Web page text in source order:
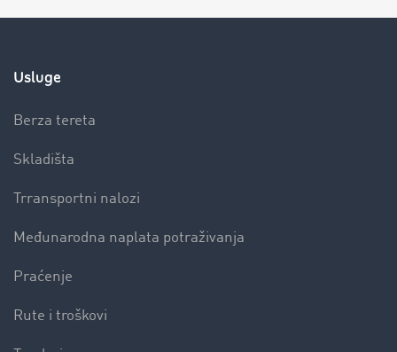
Usluge
Berza tereta
Skladišta
Trransportni nalozi
Međunarodna naplata potraživanja
Praćenje
Rute i troškovi